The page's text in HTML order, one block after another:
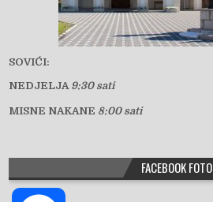
SOVIĆI:
NEDJELJA 9:30 sati
MISNE NAKANE 8:00 sati
FACEBOOK FOTO